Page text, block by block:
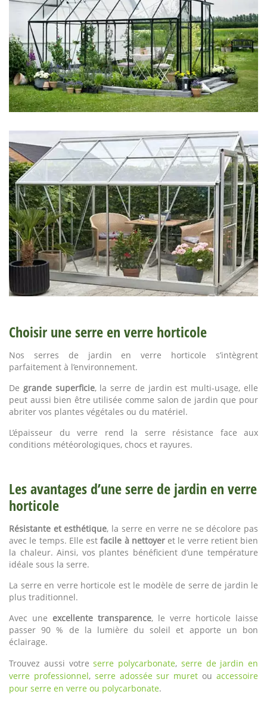
Choisir une serre en verre horticole
Nos serres de jardin en verre horticole s’intègrent
parfaitement à l’environnement.
De grande superficie, la serre de jardin est multi-usage, elle
peut aussi bien être utilisée comme salon de jardin que pour
abriter vos plantes végétales ou du matériel.
L’épaisseur du verre rend la serre résistance face aux
conditions météorologiques, chocs et rayures.
Les avantages d’une serre de jardin en verre
horticole
Résistante et esthétique, la serre en verre ne se décolore pas
avec le temps. Elle estfacile à nettoyeret le verre retient bien
la chaleur. Ainsi, vos plantes bénéficient d’une température
idéale sous la serre.
La serre en verre horticole est le modèle de serre de jardin le
plus traditionnel.
Avec une excellente transparence, le verre horticole laisse
passer 90 % de la lumière du soleil et apporte un bon
éclairage.
Trouvez aussi votreserre polycarbonate, serre de jardin en
verre professionnel, serre adossée sur muret ouaccessoire
pour serre en verre ou polycarbonate.